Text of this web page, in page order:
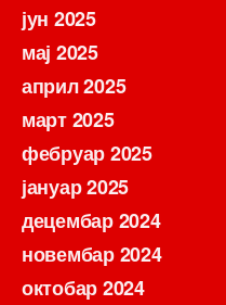
јун 2025
мај 2025
април 2025
март 2025
фебруар 2025
јануар 2025
децембар 2024
новембар 2024
октобар 2024